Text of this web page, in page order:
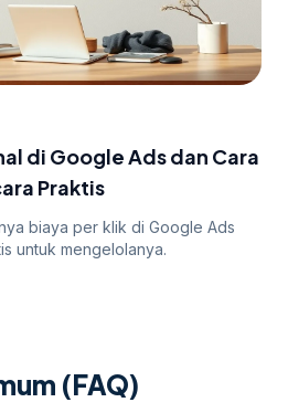
di Google Ads dan Cara
Praktis
biaya per klik di Google Ads
untuk mengelolanya.
(FAQ)